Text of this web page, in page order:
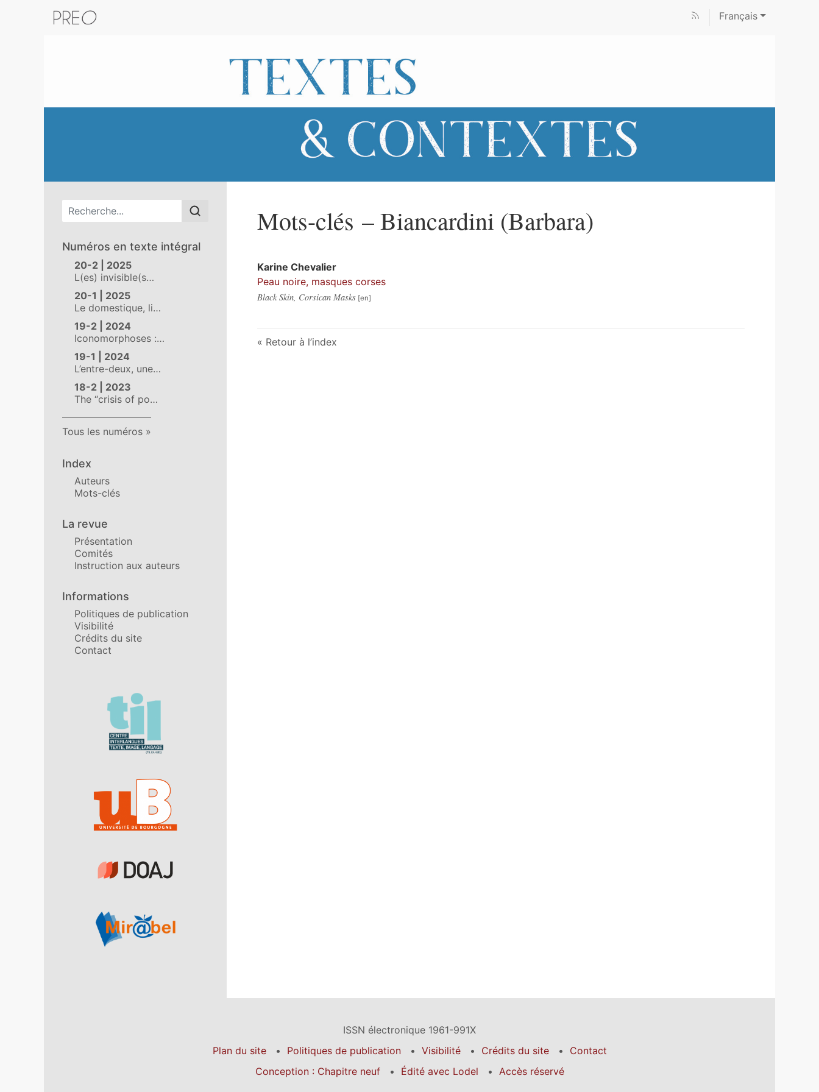
Français
Menu principal
Numéros en texte intégral
20-2 | 2025
L(es) invisible(s…
20-1 | 2025
Le domestique, li…
19-2 | 2024
Iconomorphoses :…
19-1 | 2024
L’entre-deux, une…
18-2 | 2023
The “crisis of po…
Tous les numéros
Index
Auteurs
Mots-clés
La revue
Présentation
Comités
Instruction aux auteurs
Informations
Politiques de publication
Visibilité
Crédits du site
Contact
Affiliations/partenaires
Mots-clés – Biancardini (Barbara)
Karine Chevalier
Peau noire, masques corses
Black Skin, Corsican Masks
Retour à l’index
ISSN électronique 1961-991X
Plan du site
Politiques de publication Visibilité Crédits du site
Contact
Conception : Chapitre neuf
Édité avec Lodel Accès réservé